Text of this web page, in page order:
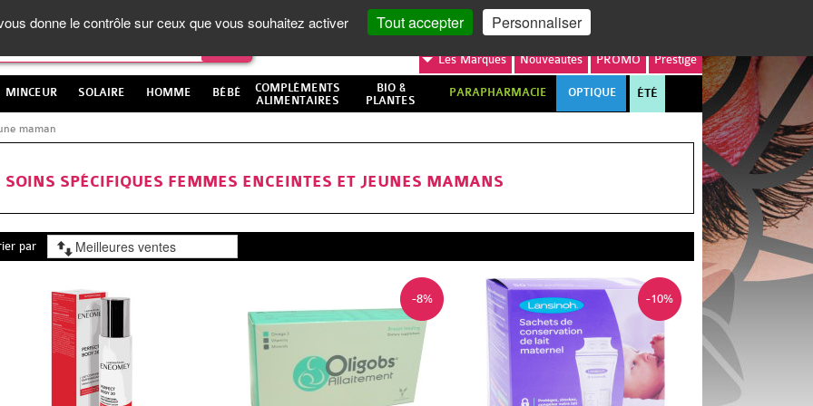
MON COMPTE
LesMarques Nouveautés PROMO Prestige
MINCEUR SOLAIRE HOMME BÉBÉ
COMPLÉMENTS
ALIMENTAIRES
BIO &
PLANTES
PARAPHARMACIE OPTIQUE ÉTÉ
maman
SOINS SPÉCIFIQUES FEMMES ENCEINTES ET JEUNES MAMANS
par
-8% -10%
donne le contrôle sur ceux que vous souhaitez activer Tout accepter Personnaliser